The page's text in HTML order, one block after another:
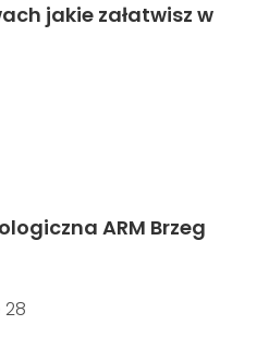
jakie załatwisz w
ARM Brzeg
28